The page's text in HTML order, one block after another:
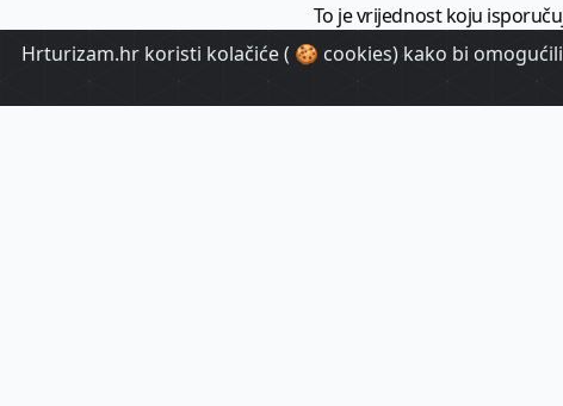
To je vrijednost koju
Hrturizam.hr koristi kolačiće ( 🍪 cookies) kako bi